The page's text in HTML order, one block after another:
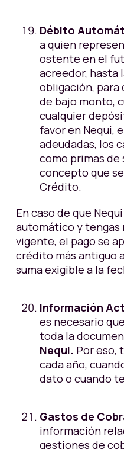
Débito
a quien
ostente en el
acreedor, hasta
obligación,
de bajo monto,
cualquier
favor en Nequi,
adeudadas, los
como primas de
concepto que
Crédito.
En caso de que
automático y tengas
vigente, el pago se
crédito más antiguo
suma exigible a la
Información
es necesario
toda la
Nequi. Por eso,
cada año,
dato o cuando
Gastos de
información
gestiones de